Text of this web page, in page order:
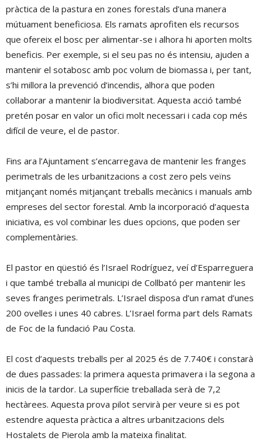
pràctica de la pastura en zones forestals d’una manera
mútuament beneficiosa. Els ramats aprofiten els recursos
que ofereix el bosc per alimentar-se i alhora hi aporten molts
beneficis. Per exemple, si el seu pas no és intensiu, ajuden a
mantenir el sotabosc amb poc volum de biomassa i, per tant,
s’hi millora la prevenció d’incendis, alhora que poden
col·laborar a mantenir la biodiversitat. Aquesta acció també
pretén posar en valor un ofici molt necessari i cada cop més
difícil de veure, el de pastor.
Fins ara l’Ajuntament s’encarregava de mantenir les franges
perimetrals de les urbanitzacions a cost zero pels veïns
mitjançant només mitjançant treballs mecànics i manuals amb
empreses del sector forestal. Amb la incorporació d’aquesta
iniciativa, es vol combinar les dues opcions, que poden ser
complementàries.
El pastor en qüestió és l’Israel Rodríguez, veí d’Esparreguera
i que també treballa al municipi de Collbató per mantenir les
seves franges perimetrals. L’Israel disposa d’un ramat d’unes
200 ovelles i unes 40 cabres. L’Israel forma part dels Ramats
de Foc de la fundació Pau Costa.
El cost d’aquests treballs per al 2025 és de 7.740€ i constarà
de dues passades: la primera aquesta primavera i la segona a
inicis de la tardor. La superfície treballada serà de 7,2
hectàrees. Aquesta prova pilot servirà per veure si es pot
estendre aquesta pràctica a altres urbanitzacions dels
Hostalets de Pierola amb la mateixa finalitat.